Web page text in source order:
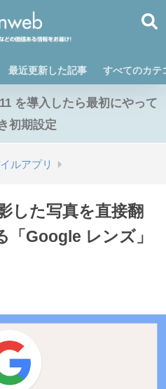
最近更新した記事 すべてのカテ
を導入したら最初にやって
初期設定
ルアプリ
した写真を直接翻
「Google レンズ」